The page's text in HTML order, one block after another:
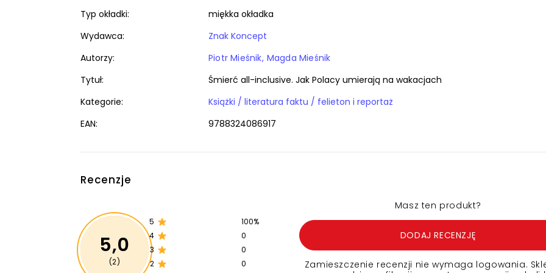
Typ okładki:
miękka okładka
Wydawca:
Znak Koncept
Autorzy:
Piotr Mieśnik Magda Mieśnik
Tytuł:
Śmierć all-inclusive. Jak Polacy umierają na wakacjach
Kategorie:
Książki / literatura faktu / felieton i reportaż
EAN:
9788324086917
Recenzje
5,0
(2)
5
100%
4
0
3
0
2
0
Masz ten produkt?
DODAJ RECENZJĘ
Zamieszczenie recenzji nie wymaga logowania.